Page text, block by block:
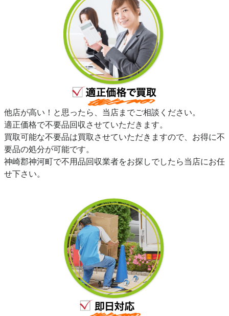
他店が高い！と思ったら、当店までご相談ください。
適正価格で不要品回収させていただきます。
買取可能な不要品は買取させていただきますので、お得に不
要品の処分が可能です。
神崎郡神河町で不用品回収業者をお探しでしたら当店にお任
せ下さい。